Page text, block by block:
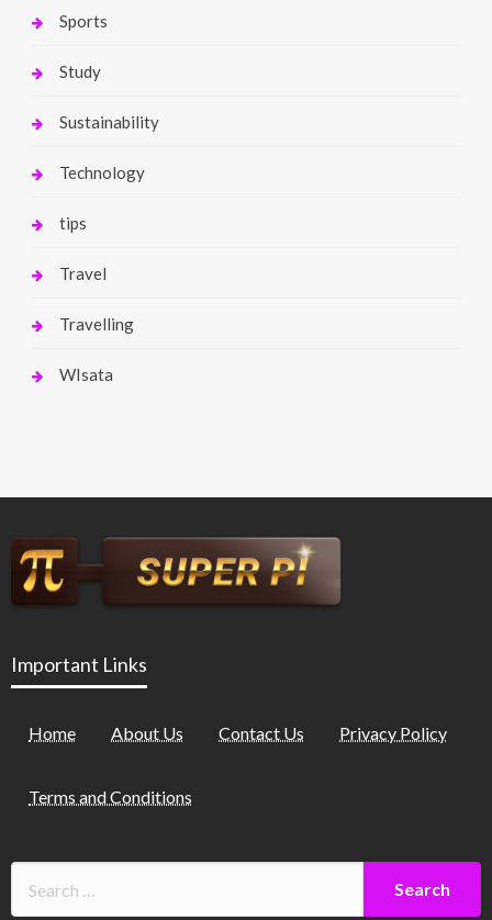
Sports
Study
Sustainability
Technology
tips
Travel
Travelling
WIsata
Important Links
Home About Us Contact Us Privacy Policy
Terms and Conditions